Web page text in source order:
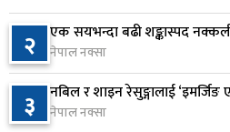
२ दिन अघि
७
प्रतिनिधिसभा बैठक बस्दै ,
प्रस्तुत हुने
२ दिन अघि
२ एक सयभन्दा बढी शङ्कास्पद
नेपाल नक्सा
३ नबिल र शाइन रेसुङ्गालाई
नेपाल नक्सा